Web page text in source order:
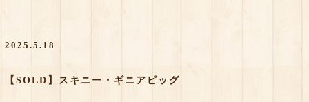
2025.5.18
【SOLD】スキニー・ギニアピッグ